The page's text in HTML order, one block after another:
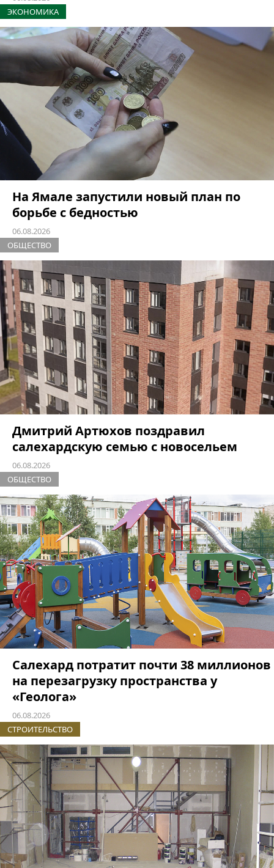
ЭКОНОМИКА
На Ямале запустили новый план по
борьбе с бедностью
06.08.2026
ОБЩЕСТВО
Дмитрий Артюхов поздравил
салехардскую семью с новосельем
06.08.2026
ОБЩЕСТВО
Салехард потратит почти 38 миллионов
на перезагрузку пространства у
«Геолога»
06.08.2026
СТРОИТЕЛЬСТВО